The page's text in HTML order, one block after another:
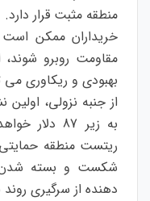
منطقه مثبت قرار دارد.
مقاومت روبرو شوند،
بهبودی و ریکاوری می تواند به
از جنبه نزولی،
به زیر 87
دهنده از سرگیری